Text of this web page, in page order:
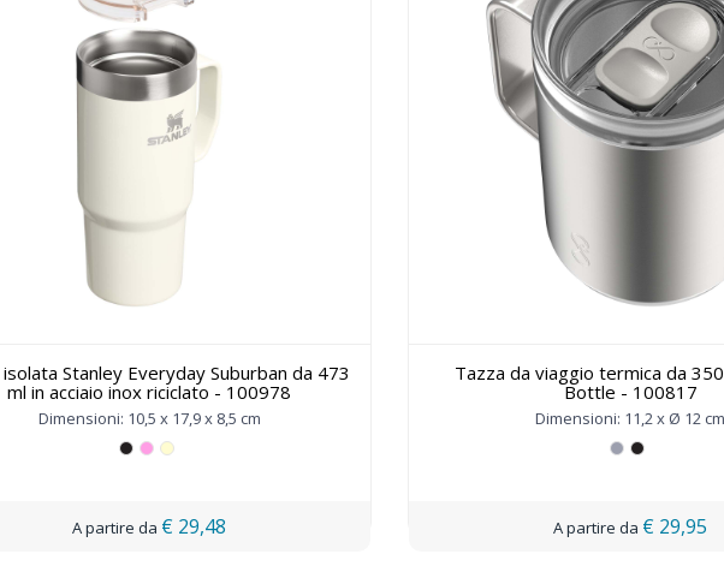
Stanley Everyday Suburban da 473
ml in acciaio inox riciclato - 100978
Dimensioni: 10,5 x 17,9 x 8,5 cm
€ 29,48
Tazza da viaggio termica da
Bottle - 100817
Dimensioni: 11,2 x Ø 12 cm
€ 29,95